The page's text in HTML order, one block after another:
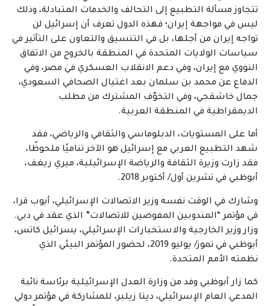
تتجاوز مسألة التطبيع إلى التحالف والخدمات المتبادلة، وذلك
ليس في مواجهة إيران؛ فهذه الدول تعرف أن إسرائيل لن
تواجه إيران من أجلها، بل في التنسيق والتعاون على التأثير في
سياسات الولايات المتحدة في المنطقة بالخروج من الاتفاق
النووي مع إيران، وفي دعم الانقلاب العسكري في مصر، وفي
الدفاع عن محمد بن سلمان بعد اغتيال الصحافي السعودي،
جمال خاشقجي، وفي التخوّف المشترك من مطلب
الديمقراطية في المنطقة العربية.
أما على المستويات، الدبلوماسي والثقافي والرياضي، فقد
شهد التطبيع العربي مع إسرائيل هو الآخر تناميًا ملحوظًا،
فقد زارت وزيرة الثقافة والرياضة الإسرائيلية، ميري ريغف،
أبوظبي في تشرين أول/ أكتوبر 2018.
وشارك في الوقت نفسه وزير الاتصالات الإسرائيلي، أيوب قرا،
في مؤتمر “المندوبين المفوضين للاتصالات” الذي عقد في دبي.
وزار وزير الخارجية والاستخبارات الإسرائيلي، يسرائيل كاتس،
أبوظبي في تموز/ يوليو 2019، لحضور المؤتمر البيئي الذي
نظمته الأمم المتحدة.
كما زار أبوظبي وفد من وزارة العدل الإسرائيلية برئاسة نائبة
المدعي العام الإسرائيلي، دينا زيلبر، للمشاركة في مؤتمر دولي